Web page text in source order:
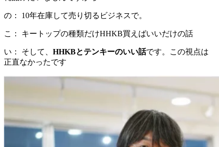
の： 10年在庫して売り切るビジネスで。
こ： キートップの種類だけHHKB買えばいいだけの話
い： そして、 HHKBとテンキーのいい話です。この視点は
正直なかったです